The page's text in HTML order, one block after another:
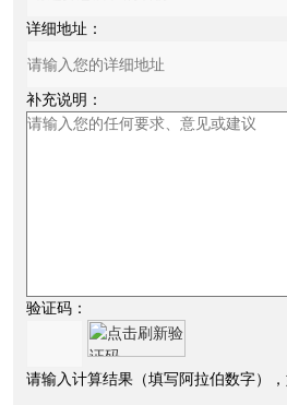
详细地址：
补充说明：
验证码：
请输入计算结果（填写阿拉伯数字）